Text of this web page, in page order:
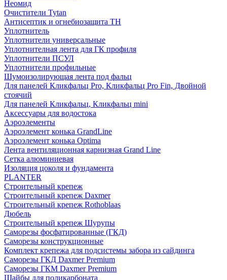
Неомид
Очистители Tytan
Антисептик и огнебиозащита ТН
Уплотнитель
Уплотнители универсальные
Уплотнителная лента для ГК профиля
Уплотнители ПСУЛ
Уплотнители профильные
Шумоизолирующая лента под фальц
Для панелей Кликфальц Pro, Кликфальц Pro Fin, Двойной
стоячий
Для панелей Кликфальц, Кликфальц mini
Аксессуары для водостока
Аэроэлементы
Аэроэлемент конька GrandLine
Аэроэлемент конька Optima
Лента вентиляционная карнизная Grand Line
Сетка алюминиевая
Изоляция цоколя и фундамента
PLANTER
Строительный крепеж
Строительный крепеж Daxmer
Строительный крепеж Rothoblaas
Дюбель
Строительный крепеж Шурупы
Саморeзы фосфатированные (ГКД)
Саморезы конструкционные
Комплект крепежа для подсистемы забора из сайдинга
Саморезы ГКД Daxmer Premium
Саморезы ГКМ Daxmer Premium
Шайбы для поликарбоната